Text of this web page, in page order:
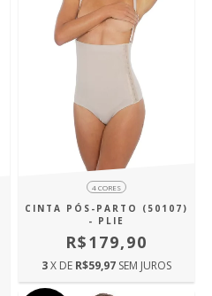
4 CORES
CINTA PÓS-PARTO (50107)
- PLIE
R$179,90
3X DE R$59,97 SEM JUROS